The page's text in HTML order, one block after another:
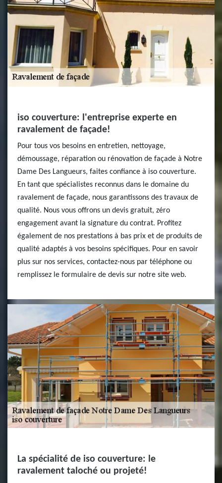
iso couverture: l'entreprise experte en
ravalement de façade!
Pour tous vos besoins en entretien, nettoyage,
démoussage, réparation ou rénovation de façade à Notre
Dame Des Langueurs, faites confiance à iso couverture.
En tant que spécialistes reconnus dans le domaine du
ravalement de façade, nous garantissons des travaux de
qualité. Nous vous offrons un devis gratuit, zéro
engagement avant la signature du contrat. Profitez
également de nos prestations à bas prix et de produits de
qualité adaptés à vos besoins spécifiques. Pour en savoir
plus sur nos services, contactez-nous par téléphone ou
remplissez le formulaire de devis sur notre site web.
La spécialité de iso couverture: le
ravalement taloché ou projeté!